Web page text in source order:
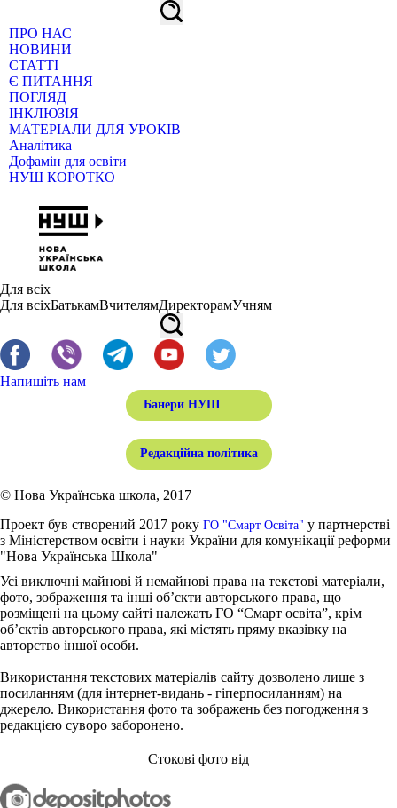
ПРО НАС
НОВИНИ
СТАТТІ
Є ПИТАННЯ
ПОГЛЯД
ІНКЛЮЗІЯ
МАТЕРІАЛИ ДЛЯ УРОКІВ
Аналітика
Дофамін для освіти
НУШ КОРОТКО
Для всіх
Для всіхБатькамВчителямДиректорамУчням
Напишіть нам
Банери НУШ
Редакційна політика
© Нова Українська школа, 2017
Проект був створений 2017 року ГО "Смарт Освіта" у партнерстві
з Міністерством освіти і науки України для комунікації реформи
"Нова Українська Школа"
Усі виключні майнові й немайнові права на текстові матеріали,
фото, зображення та інші об’єкти авторського права, що
розміщені на цьому сайті належать ГО “Смарт освіта”, крім
об’єктів авторського права, які містять пряму вказівку на
авторство іншої особи.
Використання текстових матеріалів сайту дозволено лише з
посиланням (для інтернет-видань - гіперпосиланням) на
джерело. Використання фото та зображень без погодження з
редакцією суворо заборонено.
Стокові фото від